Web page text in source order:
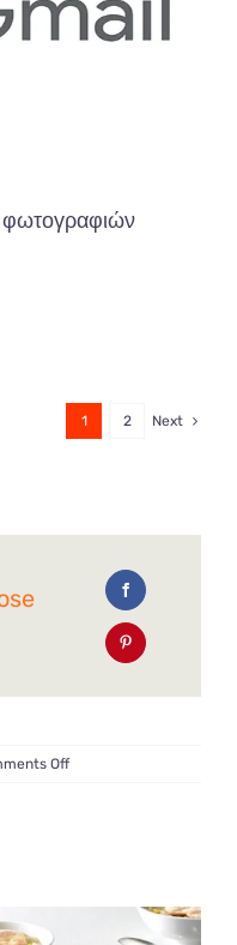
1 2 Next
Offon